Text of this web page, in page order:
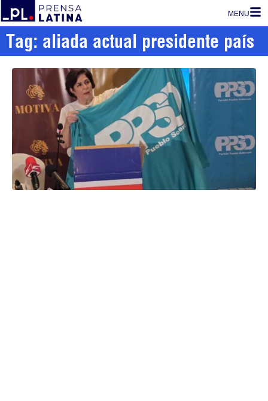
MENU
Tag: aliada actual presidente país